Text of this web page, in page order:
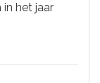
het jaar